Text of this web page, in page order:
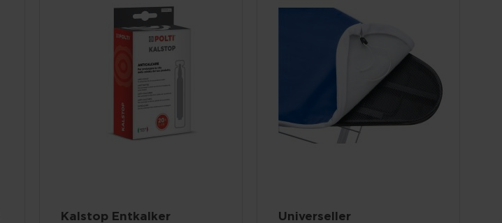
Kalstop Entkalker
Universeller